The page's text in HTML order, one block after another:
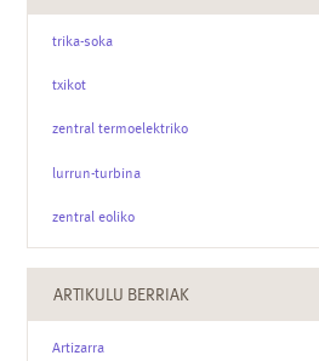
trika-soka
txikot
zentral termoelektriko
lurrun-turbina
zentral eoliko
ARTIKULU BERRIAK
Artizarra